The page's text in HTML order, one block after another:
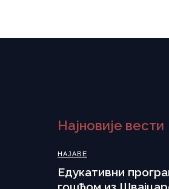
Најновије вести
НАЈАВЕ
Eдукативни